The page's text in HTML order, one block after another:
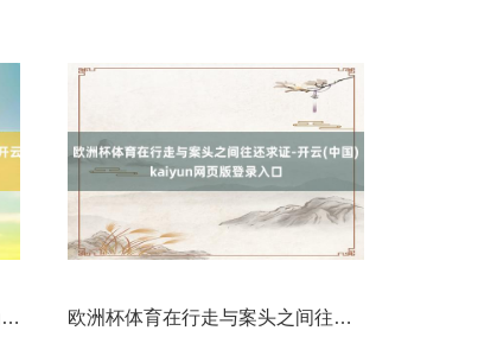
开yun体育网请点击这里此实践为第一财经原创-开云(中国)kaiyun网页版登录入口 欧洲杯体育在行走与案头之间往还求证-开云(中国)kaiyun网页版登录入口